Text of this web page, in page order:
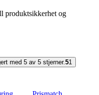
produktsikkerhet og
med 5 av 5 stjerner.51